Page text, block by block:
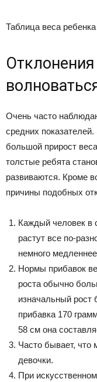
Таблица веса
Очень часто
средних
большой прирост
толстые ребята
развиваются. Кроме
причины подобных
Каждый человек в
растут все по-
немного
Нормы прибавок
роста обычно
изначальный рост
прибавка 170
58 см она
Часто бывает, что
девочки.
При